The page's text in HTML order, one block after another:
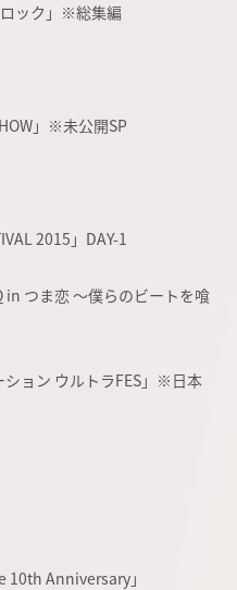
ロック」※総集編
」※未公開SP
2015」DAY-1
in つま恋 ～僕らのビートを喰
ョン ウルトラFES」※日本
10th Anniversary」